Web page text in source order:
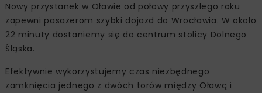
Nowy przystanek w Oławie od połowy przyszłego roku
zapewni pasażerom szybki dojazd do Wrocławia. W około
22 minuty dostaniemy się do centrum stolicy Dolnego
Śląska.
Efektywnie wykorzystujemy czas niezbędnego
zamknięcia jednego z dwóch torów między Oławą i